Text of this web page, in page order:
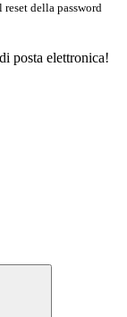
della password
posta elettronica!